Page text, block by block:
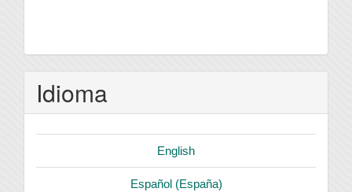
Idioma
English
Español (España)